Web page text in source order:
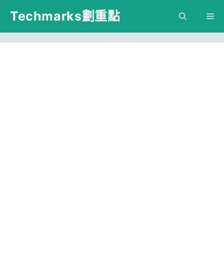
跳
主
Techmarks劃重點